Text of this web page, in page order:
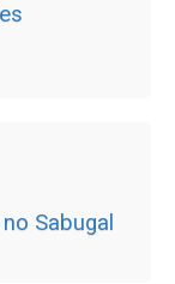
Sabugal